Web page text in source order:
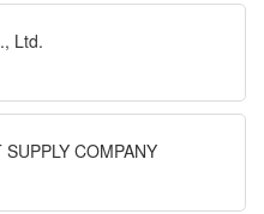
Ltd.
COMPANY